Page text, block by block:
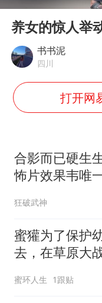
Play
养女的惊人举
书书泥
四川
打开网
合影而已硬生
怖片效果韦唯
狂破武神
蜜獾为了保护
去，在草原大
蜜环人生 1跟贴